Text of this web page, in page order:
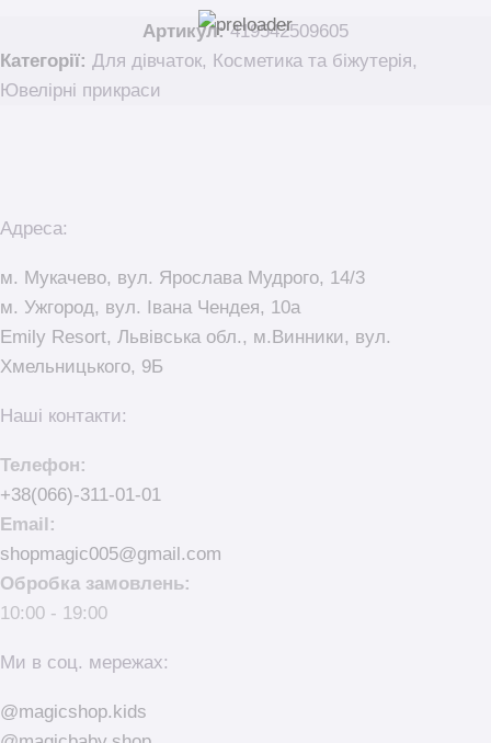
Артикул:419542509605
Категорії: Для дівчаток, Косметика та біжутерія,
Ювелірні прикраси
Адреса:
м. Мукачево, вул. Ярослава Мудрого, 14/3
м. Ужгород, вул. Івана Чендея, 10а
Emily Resort, Львівська обл., м.Винники, вул.
Хмельницького, 9Б
Наші контакти:
Телефон:
+38(066)-311-01-01
Email:
shopmagic005@gmail.com
Обробка замовлень:
10:00 - 19:00
Ми в соц. мережах:
@magicshop.kids